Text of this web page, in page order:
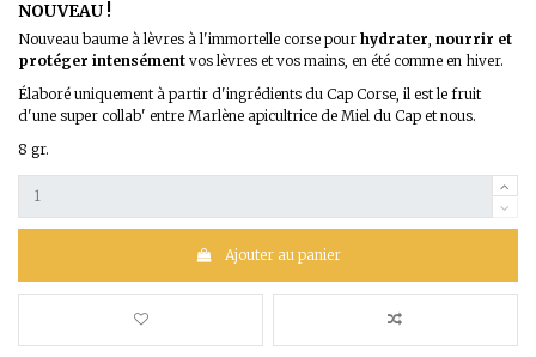
NOUVEAU !
Nouveau baume à lèvres à l'immortelle corse pour hydrater, nourrir et
protéger intensément vos lèvres et vos mains, en été comme en hiver.
Élaboré uniquement à partir d'ingrédients du Cap Corse, il est le fruit
d'une super collab' entre Marlène apicultrice de Miel du Cap et nous.
8 gr.
Ajouter au panier